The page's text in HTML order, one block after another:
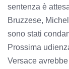
sentenza è
Bruzzese,
sono stati
Prossima
Versace